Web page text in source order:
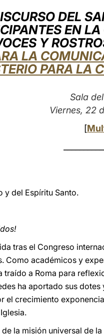
DEL
EN
Y
LA
PARA LA
Sala
Viernes, 22
[
y del Espíritu Santo.
tras el Congreso
Como académicos y
traído a Roma para
ha aportado sus
el crecimiento
la misión universal de